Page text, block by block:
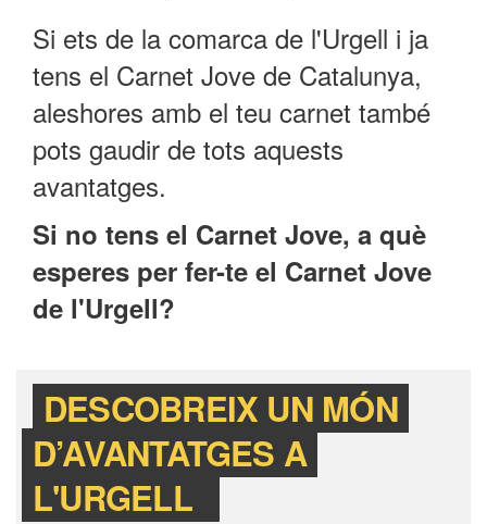
Si ets de la comarca de l'Urgell i ja
tens el Carnet Jove de Catalunya,
aleshores amb el teu carnet també
pots gaudir de tots aquests
avantatges.
Si no tens el Carnet Jove, a què
esperes per fer-te el Carnet Jove
de l'Urgell?
DESCOBREIX UN MÓN
D’AVANTATGES A
L'URGELL